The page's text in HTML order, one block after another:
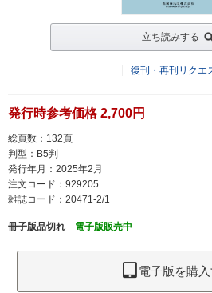
立ち読みする
復刊・再刊リクエ
発行時参考価格 2,700円
総頁数：132頁
判型：B5判
発行年月：2025年2月
注文コード：929205
雑誌コード：20471-2/1
冊子版品切れ 電子版販売中
電子版を購入